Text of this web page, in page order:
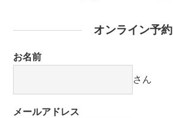
オンライン予約
お名前
さん
メールアドレス